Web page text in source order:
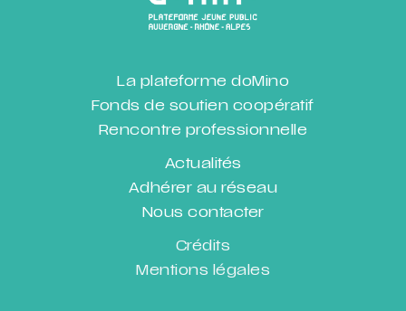
La plateforme doMino
Fonds de soutien coopératif
Rencontre professionnelle
Actualités
Adhérer au réseau
Nous contacter
Crédits
Mentions légales